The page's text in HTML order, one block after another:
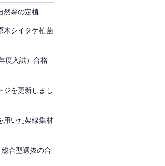
薯の定植
シイタケ植菌
度入試）合格
ジを更新しまし
いた架線集材
合型選抜の合